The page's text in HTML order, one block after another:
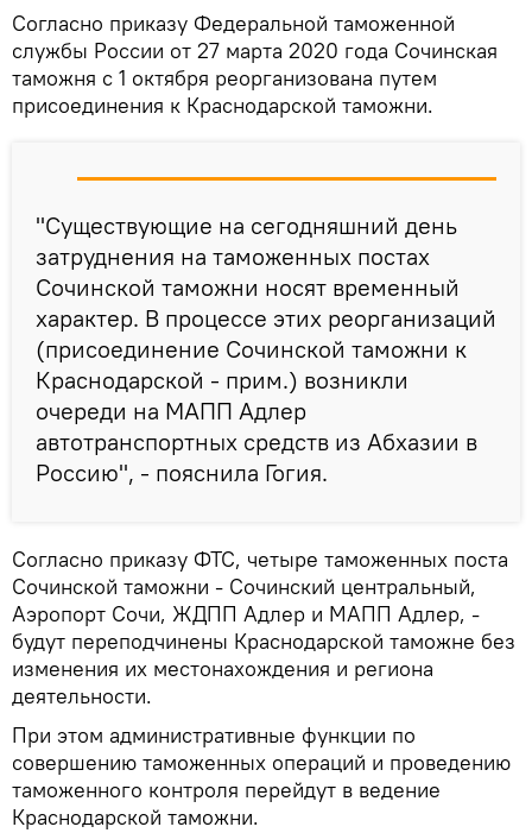
Согласно приказу Федеральной таможенной
службы России от 27 марта 2020 года Сочинская
таможня с 1 октября реорганизована путем
присоединения к Краснодарской таможни.
"Существующие на сегодняшний день
затруднения на таможенных постах
Сочинской таможни носят временный
характер. В процессе этих реорганизаций
(присоединение Сочинской таможни к
Краснодарской - прим.) возникли
очереди на МАПП Адлер
автотранспортных средств из Абхазии в
Россию", - пояснила Гогия.
Согласно приказу ФТС, четыре таможенных поста
Сочинской таможни - Сочинский центральный,
Аэропорт Сочи, ЖДПП Адлер и МАПП Адлер, -
будут переподчинены Краснодарской таможне без
изменения их местонахождения и региона
деятельности.
При этом административные функции по
совершению таможенных операций и проведению
таможенного контроля перейдут в ведение
Краснодарской таможни.